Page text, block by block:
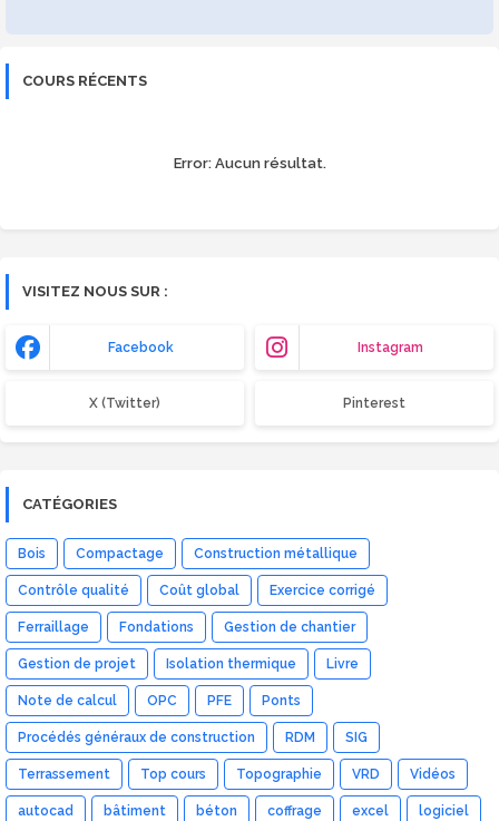
COURS RÉCENTS
Error:Aucun résultat.
VISITEZ NOUS SUR :
Facebook Instagram
X (Twitter) Pinterest
CATÉGORIES
Bois Compactage Construction métallique
Contrôle qualité Coût global Exercice corrigé
Ferraillage Fondations Gestion de chantier
Gestion de projet Isolation thermique Livre
Note de calcul OPC PFE Ponts
Procédés généraux de construction RDM SIG
Terrassement Top cours Topographie VRD Vidéos
autocad bâtiment béton coffrage excel logiciel